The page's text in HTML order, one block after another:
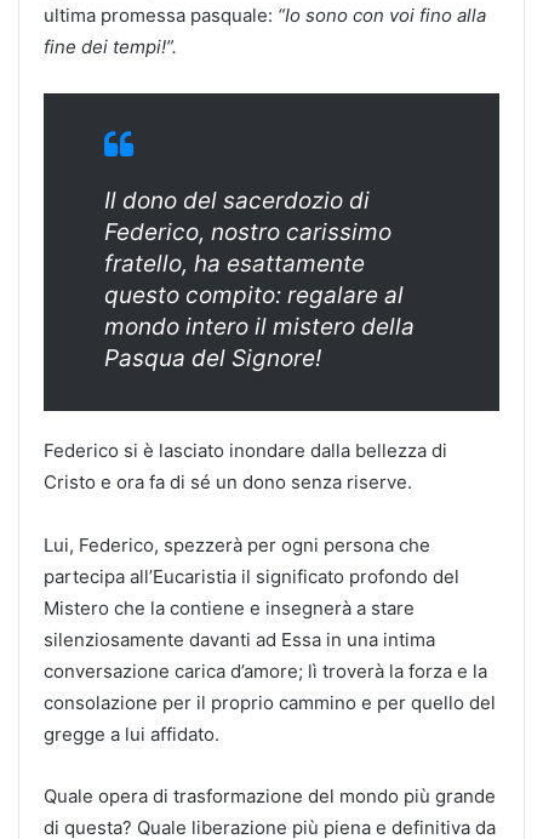
ultima promessa pasquale: “Io sono con voi fino alla
fine dei tempi!”.
Il dono del sacerdozio di
Federico, nostro carissimo
fratello, ha esattamente
questo compito: regalare al
mondo intero il mistero della
Pasqua del Signore!
Federico si è lasciato inondare dalla bellezza di
Cristo e ora fa di sé un dono senza riserve.
Lui, Federico, spezzerà per ogni persona che
partecipa all’Eucaristia il significato profondo del
Mistero che la contiene e insegnerà a stare
silenziosamente davanti ad Essa in una intima
conversazione carica d’amore; lì troverà la forza e la
consolazione per il proprio cammino e per quello del
gregge a lui affidato.
Quale opera di trasformazione del mondo più grande
di questa? Quale liberazione più piena e definitiva da